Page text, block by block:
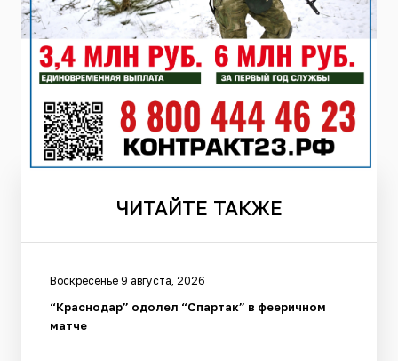
ЧИТАЙТЕ ТАКЖЕ
Воскресенье 9 августа, 2026
“Краснодар” одолел “Спартак” в фееричном
матче